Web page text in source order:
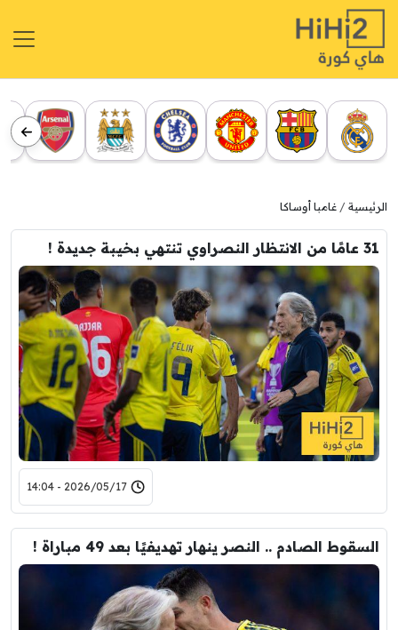
الرئيسية غامبا أوساكا
31 عامًا من الانتظار النصراوي تنتهي بخيبة جديدة !
2026/05/17 - 14:04
السقوط الصادم .. النصر ينهار تهديفيًا بعد 49 مباراة !